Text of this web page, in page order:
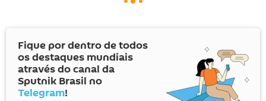
Fique por dentro de todos
os destaques mundiais
através do canal da
Sputnik Brasil no
Telegram!